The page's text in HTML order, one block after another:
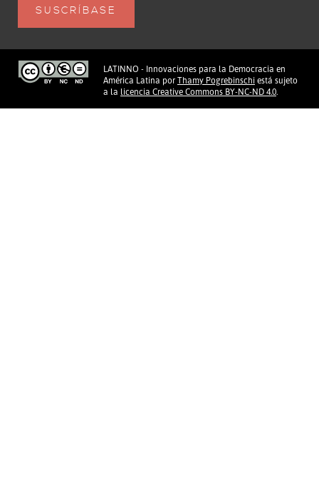
LATINNO - Innovaciones para la Democracia en
América Latina por Thamy Pogrebinschi está sujeto
a la licencia Creative Commons BY-NC-ND 4.0.